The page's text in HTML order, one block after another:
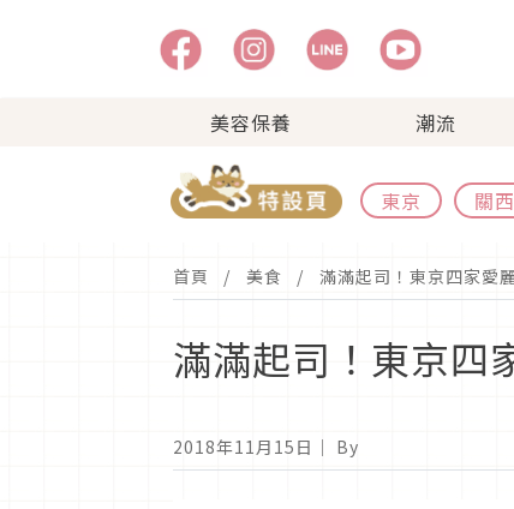
美容保養 潮流
東京 關
首頁 美食 滿滿起司！東京四家愛
滿滿起司！東京四
2018年11月15日 ｜ By